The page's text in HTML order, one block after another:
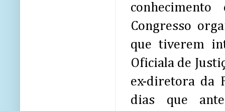
Congresso
que tiverem
Oficiala de
ex-diretora da
dias que